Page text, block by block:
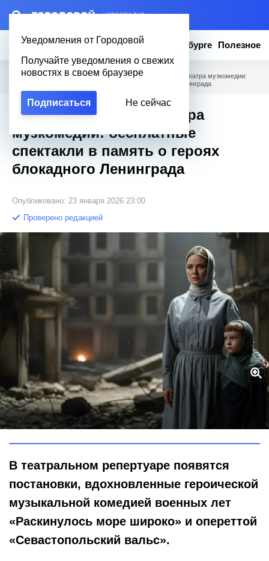
– НОВОСТИ ДНЯ
Уведомления от Городовой
Получайте уведомления о свежих
новостях в своем браузере
Подписаться Не сейчас
Новости Эксклюзив Вопросы о Петербурге Полезное
Городовой Новости Петербурга / Тайный подарок от Театра музкомедии:
бесплатные спектакли в память о героях блокадного Ленинграда
Тайный подарок от Театра
музкомедии: бесплатные
спектакли в память о героях
блокадного Ленинграда
Опубликовано: 23 января 2026 23:00
Проверено редакцией
Тайный подарок от Театра музкомедии: бесплатные спектакли
в память о героях блокадного Ленинграда
Городовой ру
В театральном репертуаре появятся
постановки, вдохновленные героической
музыкальной комедией военных лет
«Раскинулось море широко» и опереттой
«Севастопольский вальс».